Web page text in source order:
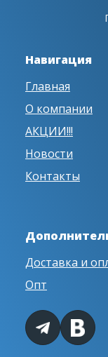
Навигация
Главная
О компании
АКЦИИ!!!
Новости
Контакты
Доставка и
Опт